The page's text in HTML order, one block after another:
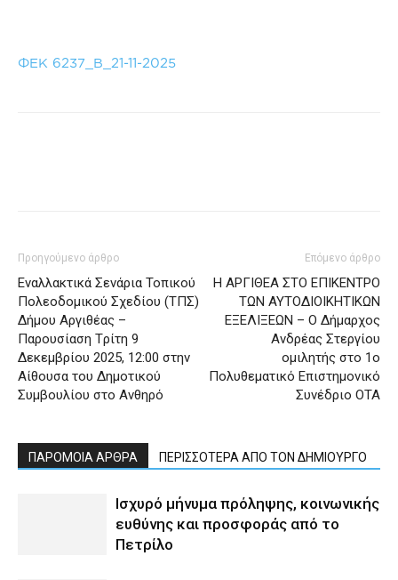
ΦΕΚ 6237_Β_21-11-2025
Προηγούμενο άρθρο
Εναλλακτικά Σενάρια Τοπικού
Πολεοδομικού Σχεδίου (ΤΠΣ)
Δήμου Αργιθέας –
Παρουσίαση Tρίτη 9
Δεκεμβρίου 2025, 12:00 στην
Αίθουσα του Δημοτικού
Συμβουλίου στο Ανθηρό
Επόμενο άρθρο
Η ΑΡΓΙΘΕΑ ΣΤΟ ΕΠΙΚΕΝΤΡΟ
ΤΩΝ ΑΥΤΟΔΙΟΙΚΗΤΙΚΩΝ
ΕΞΕΛΙΞΕΩΝ – Ο Δήμαρχος
Ανδρέας Στεργίου
ομιλητής στο 1ο
Πολυθεματικό Επιστημονικό
Συνέδριο ΟΤΑ
ΠΑΡΟΜΟΙΑ ΑΡΘΡΑ ΠΕΡΙΣΣΟΤΕΡΑ ΑΠΟ ΤΟΝ ΔΗΜΙΟΥΡΓΟ
Ισχυρό μήνυμα πρόληψης, κοινωνικής
ευθύνης και προσφοράς από το
Πετρίλο